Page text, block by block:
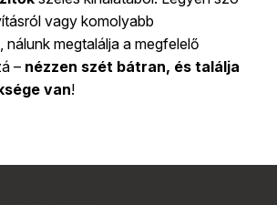
vagy komolyabb
nálunk megtalálja a megfelelő
– nézzen szét bátran, és találja
van!